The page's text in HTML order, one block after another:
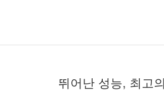
뛰어난 성능, 최고